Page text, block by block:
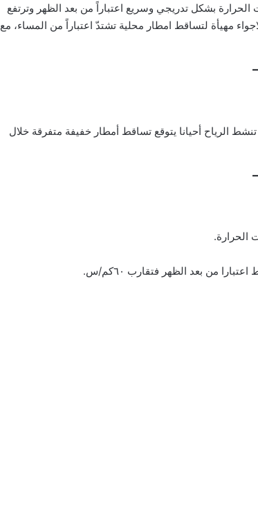
بشكل تدريجي وسريع اعتباراً من بعد الظهر وترتفع
مهيأة لتساقط امطار محلية تشتدّ اعتباراً من المساء، مع
الرياح أحيانا يتوقع تساقط أمطار خفيفة متفرقة خلال
الحرارة.